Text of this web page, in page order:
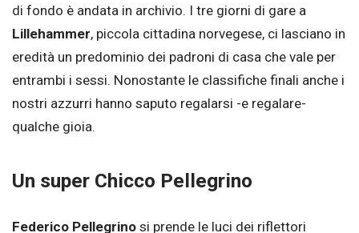
di fondo è andata in archivio. I tre giorni di gare a
Lillehammer, piccola cittadina norvegese, ci lasciano in
eredità un predominio dei padroni di casa che vale per
entrambi i sessi. Nonostante le classifiche finali anche i
nostri azzurri hanno saputo regalarsi -e regalare-
qualche gioia.
Un super Chicco Pellegrino
Federico Pellegrino si prende le luci dei riflettori